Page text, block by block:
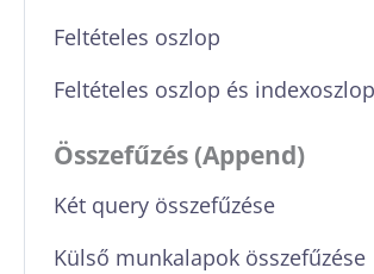
Feltételes oszlop
Feltételes oszlop és indexoszlop
Összefűzés (Append)
Két query összefűzése
Külső munkalapok összefűzése